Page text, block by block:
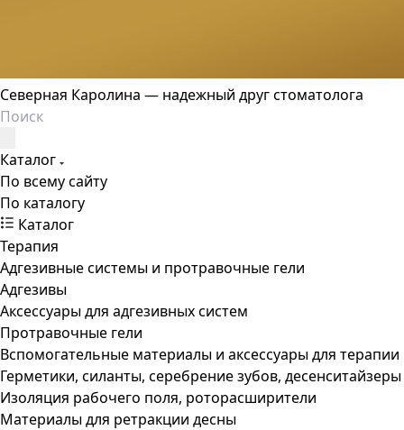
Северная Каролина — надежный друг стоматолога
Каталог
По всему сайту
По каталогу
Каталог
Терапия
Адгезивные системы и протравочные гели
Адгезивы
Аксессуары для адгезивных систем
Протравочные гели
Вспомогательные материалы и аксессуары для терапии
Герметики, силанты, серебрение зубов, десенситайзеры
Изоляция рабочего поля, роторасширители
Материалы для ретракции десны